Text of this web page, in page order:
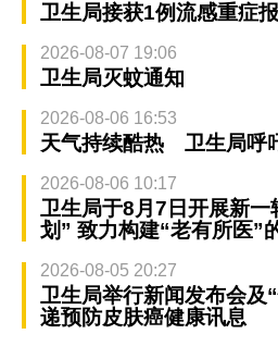
卫生局接获1例流感重症
2026-08-07 19:06
卫生局灭蚊通知
2026-08-06 16:53
天气持续酷热 卫生局呼
2026-08-06 10:17
卫生局于8月7日开展新一
划” 致力构建“老有所医”
2026-08-05 20:27
卫生局举行新闻发布会及
递预防皮肤癌健康讯息